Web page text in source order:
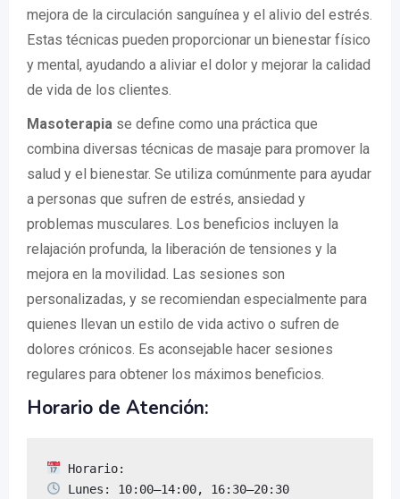
mejora de la circulación sanguínea y el alivio del estrés.
Estas técnicas pueden proporcionar un bienestar físico
y mental, ayudando a aliviar el dolor y mejorar la calidad
de vida de los clientes.
Masoterapia se define como una práctica que
combina diversas técnicas de masaje para promover la
salud y el bienestar. Se utiliza comúnmente para ayudar
a personas que sufren de estrés, ansiedad y
problemas musculares. Los beneficios incluyen la
relajación profunda, la liberación de tensiones y la
mejora en la movilidad. Las sesiones son
personalizadas, y se recomiendan especialmente para
quienes llevan un estilo de vida activo o sufren de
dolores crónicos. Es aconsejable hacer sesiones
regulares para obtener los máximos beneficios.
Horario de Atención: